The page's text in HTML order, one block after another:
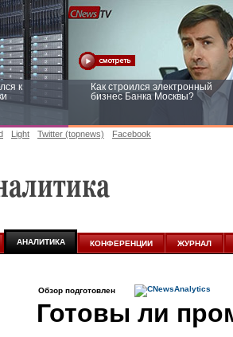
к
Как строился электронный
бизнес Банка Москвы?
Light Twitter (topnews) Facebook
АНАЛИТИКА КОНФЕРЕНЦИИ ЖУРНАЛ
Обзор подготовлен
Готовы ли